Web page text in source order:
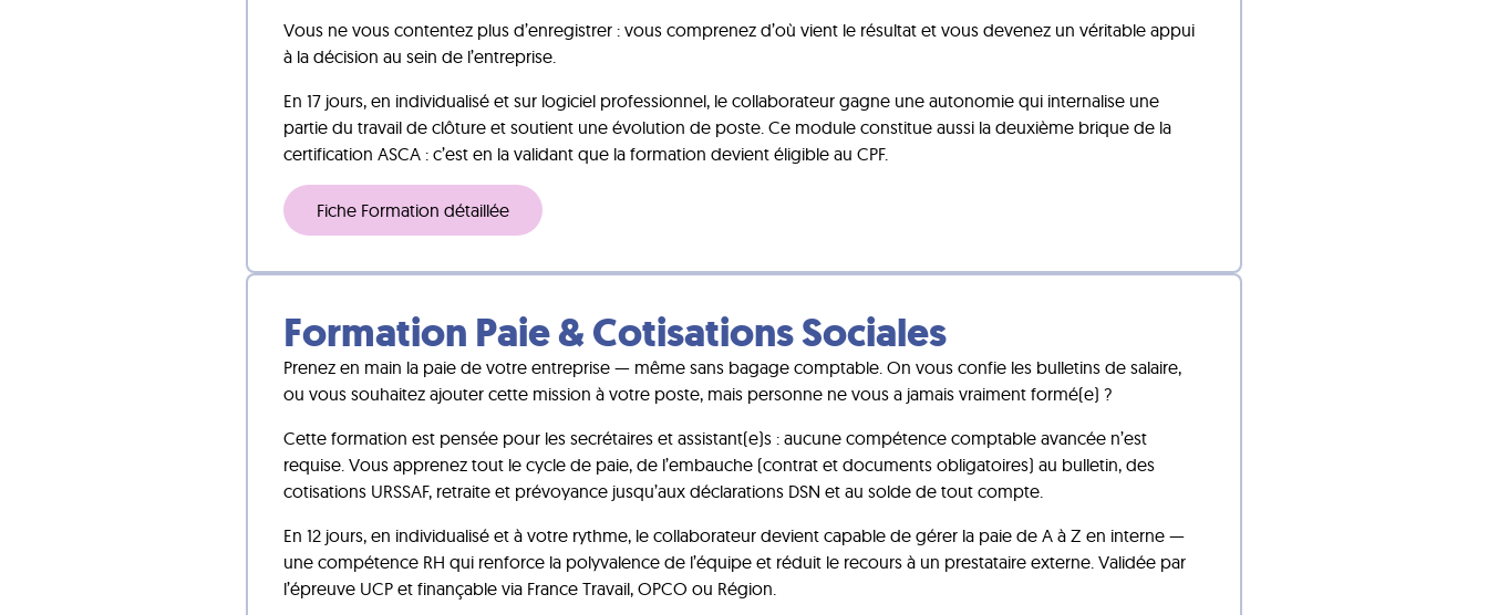
Vous ne vous contentez plus d’enregistrer : vous comprenez d’où vient le résultat et vous devenez un véritable appui
à la décision au sein de l’entreprise.
En 17 jours, en individualisé et sur logiciel professionnel, le collaborateur gagne une autonomie qui internalise une
partie du travail de clôture et soutient une évolution de poste. Ce module constitue aussi la deuxième brique de la
certification ASCA : c’est en la validant que la formation devient éligible au CPF.
Fiche Formation détaillée
Formation Paie & Cotisations Sociales
Prenez en main la paie de votre entreprise — même sans bagage comptable. On vous confie les bulletins de salaire,
ou vous souhaitez ajouter cette mission à votre poste, mais personne ne vous a jamais vraiment formé(e) ?
Cette formation est pensée pour les secrétaires et assistant(e)s : aucune compétence comptable avancée n’est
requise. Vous apprenez tout le cycle de paie, de l’embauche (contrat et documents obligatoires) au bulletin, des
cotisations URSSAF, retraite et prévoyance jusqu’aux déclarations DSN et au solde de tout compte.
En 12 jours, en individualisé et à votre rythme, le collaborateur devient capable de gérer la paie de A à Z en interne —
une compétence RH qui renforce la polyvalence de l’équipe et réduit le recours à un prestataire externe. Validée par
l’épreuve UCP et finançable via France Travail, OPCO ou Région.